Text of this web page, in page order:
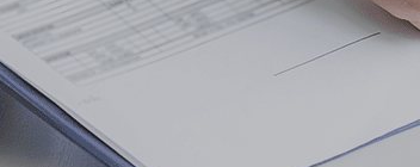
Sign in Sign up
Don’t have an account?